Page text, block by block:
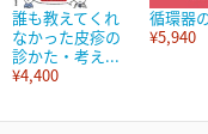
誰も教えてくれ
なかった皮疹の
診かた・考え...
¥4,400
循環器
¥5,940